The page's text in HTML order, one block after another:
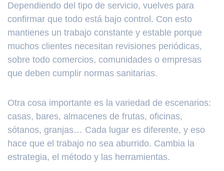
Dependiendo del tipo de servicio, vuelves para
confirmar que todo está bajo control. Con esto
mantienes un trabajo constante y estable porque
muchos clientes necesitan revisiones periódicas,
sobre todo comercios, comunidades o empresas
que deben cumplir normas sanitarias.
Otra cosa importante es la variedad de escenarios:
casas, bares, almacenes de frutas, oficinas,
sótanos, granjas… Cada lugar es diferente, y eso
hace que el trabajo no sea aburrido. Cambia la
estrategia, el método y las herramientas.